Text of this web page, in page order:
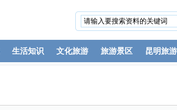
生活知识 文化旅游 旅游景区 昆明旅游